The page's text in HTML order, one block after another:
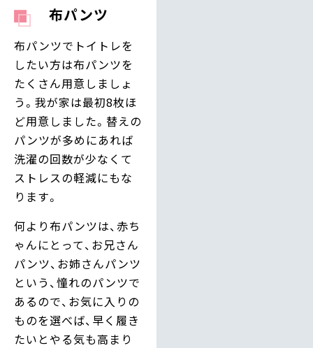
布パンツ
布パンツでトイトレを
したい方は布パンツを
たくさん用意しましょ
う。我が家は最初8枚ほ
ど用意しました。替えの
パンツが多めにあれば
洗濯の回数が少なくて
ストレスの軽減にもな
ります。
何より布パンツは、赤ち
ゃんにとって、お兄さん
パンツ、お姉さんパンツ
という、憧れのパンツで
あるので、お気に入りの
ものを選べば、早く履き
たいとやる気も高まり